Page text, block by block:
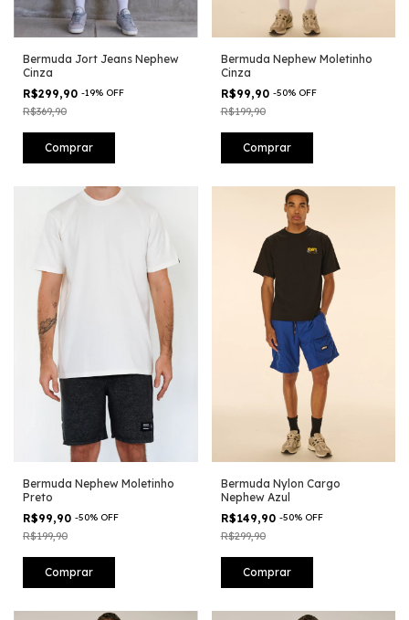
Bermuda Jort Jeans Nephew
Cinza
R$299,90 -19% OFF
R$369,90
Comprar
Bermuda Nephew Moletinho
Cinza
R$99,90 -50% OFF
R$199,90
Comprar
Bermuda Nephew Moletinho
Preto
R$99,90 -50% OFF
R$199,90
Comprar
Bermuda Nylon Cargo
Nephew Azul
R$149,90 -50% OFF
R$299,90
Comprar